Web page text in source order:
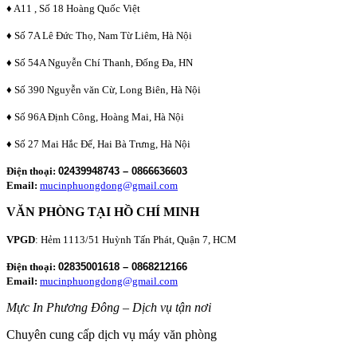
♦ A11 , Số 18 Hoàng Quốc Việt
♦ Số 7A Lê Đức Thọ, Nam Từ Liêm, Hà Nội
♦ Số 54A Nguyễn Chí Thanh, Đống Đa, HN
♦ Số 390 Nguyễn văn Cừ, Long Biên, Hà Nội
♦ Số 96A Định Công, Hoàng Mai, Hà Nội
♦ Số 27 Mai Hắc Đế, Hai Bà Trưng, Hà Nội
Điện thoại: 02439948743 – 0866636603
Email: mucinphuongdong@gmail.com
VĂN PHÒNG TẠI HỒ CHÍ MINH
VPGD: Hẻm 1113/51 Huỳnh Tấn Phát, Quận 7, HCM
Điện thoại: 02835001618 – 0868212166
Email: mucinphuongdong@gmail.com
Mực In Phương Đông – Dịch vụ tận nơi
Chuyên cung cấp dịch vụ máy văn phòng